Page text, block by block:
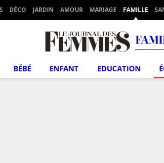
DÉCO JARDIN AMOUR MARIAGE FAMILLE
BÉBÉ ENFANT EDUCATION